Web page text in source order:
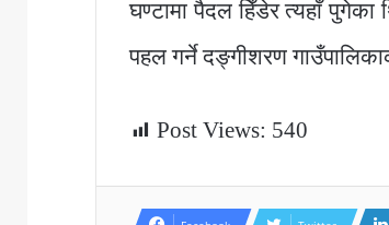
घण्टामा पैदल हिँडेर त्यहाँ पुगेका
पहल गर्ने दङ्गीशरण
Post Views: 540